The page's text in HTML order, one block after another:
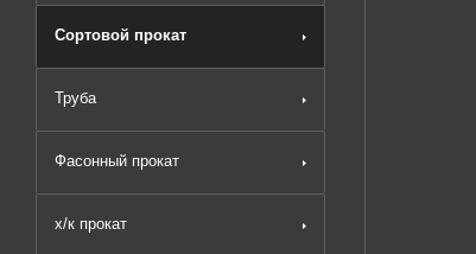
Сортовой прокат
Труба
Фасонный прокат
х/к прокат